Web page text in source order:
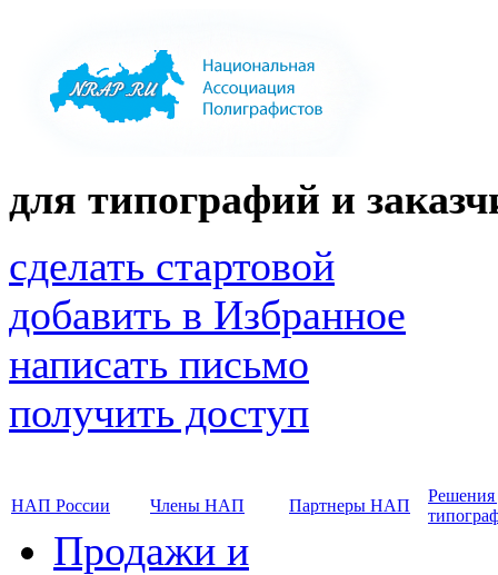
для типографий и
сделать стартовой
добавить в Избранное
написать письмо
получить доступ
НАП России Члены НАП Партнеры НАП
Решения
Продажи и